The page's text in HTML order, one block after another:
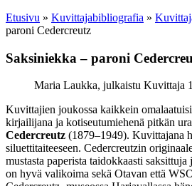
Etusivu » Kuvittaja­bibliografia »
paroni Cedercreutz
Saksiniekka – paroni
Maria Laukka, julkaistu Kuvittaja
Kuvittajien joukossa kaikkein
kirjailijana ja kotiseutumiehenä pitkän
Cedercreutz (1879–1949). Kuvittajana
siluettitaiteeseen. Cedercreutzin
mustasta paperista taidokkaasti
on hyvä valikoima sekä Otavan että